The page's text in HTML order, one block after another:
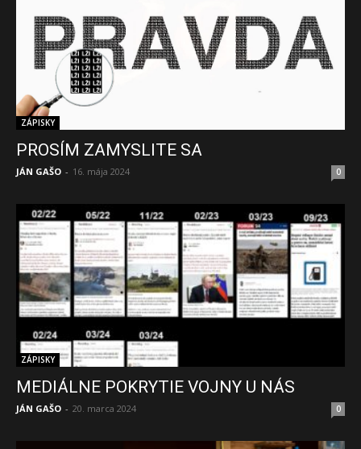
ZÁPISKY
PROSÍM ZAMYSLITE SA
JÁN GAŠO - 16. mája 2024 0
ZÁPISKY
MEDIÁLNE POKRYTIE VOJNY U NÁS
JÁN GAŠO - 20. marca 2024 0